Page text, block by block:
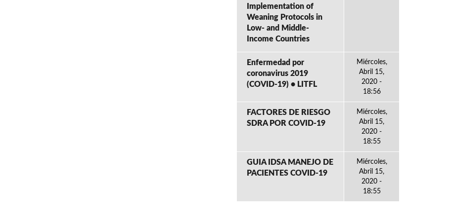
Implementation of
Weaning Protocols in
Low- and Middle-
Income Countries
Enfermedad por
coronavirus 2019
(COVID-19) • LITFL
Miércoles,
Abril 15,
2020 -
18:56
FACTORES DE RIESGO
SDRA POR COVID-19
Miércoles,
Abril 15,
2020 -
18:55
GUIA IDSA MANEJO DE
PACIENTES COVID-19
Miércoles,
Abril 15,
2020 -
18:55